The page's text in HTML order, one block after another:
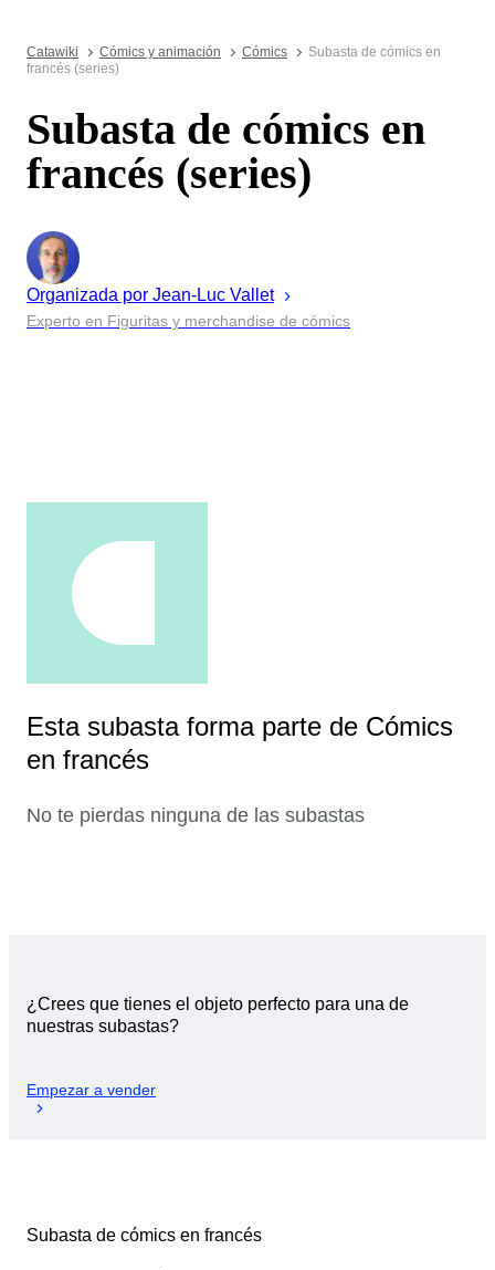
Catawiki Cómics y animación Cómics
Subasta de cómics en
francés (series)
Subasta de cómics en
francés (series)
Organizada por Jean-Luc Vallet
Experto en Figuritas y merchandise de cómics
Esta subasta forma parte de Cómics
en francés
No te pierdas ninguna de las subastas
¿Crees que tienes el objeto perfecto para una de
nuestras subastas?
Empezar a vender
Subasta de cómics en francés